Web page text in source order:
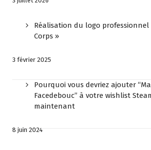
Réalisation du logo professionnel
Corps »
3 février 2025
Pourquoi vous devriez ajouter
Facedebouc” à votre wishlist
maintenant
8 juin 2024